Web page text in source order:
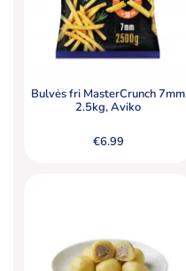
Bulvės fri MasterCrunch 7mm
2.5kg, Aviko
€6.99